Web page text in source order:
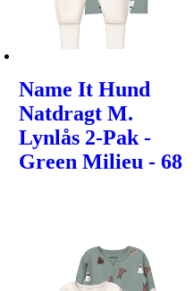
Name It Hund
Natdragt M.
Lynlås 2-Pak -
Green Milieu - 68